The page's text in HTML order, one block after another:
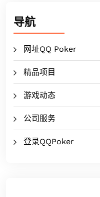
导航
网址QQ Poker
精品项目
游戏动态
公司服务
登录QQPoker